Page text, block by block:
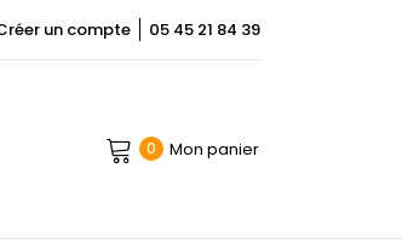
un compte 05 45 21 84 39
0 Mon panier